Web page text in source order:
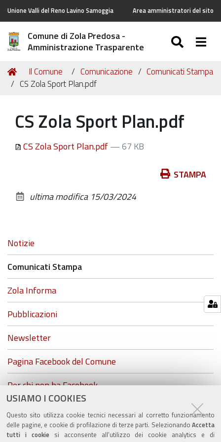
USIAMO I COOKIES
Questo sito utilizza cookie tecnici necessari al corretto funzionamento
delle pagine, e cookie di profilazione di terze parti. Selezionando Accetta
tutti i cookiesi acconsente all’utilizzo dei cookie analytics e di
Unione Valli del Reno Lavino Samoggia Area amministratori del sito
Comune di Zola Predosa -
Amministrazione Trasparente
Tu
sei
Home
Il Comune Comunicazione
Comunicati Stampa
CS Zola Sport Plan.pdf
CS Zola Sport Plan.pdf
CS Zola Sport Plan.pdf— 67 KB
documento
STAMPA
ultima modifica 15/03/2024
Navigazione
Notizie
Comunicati Stampa
Zola Informa
Pubblicazioni
Newsletter
Pagina Facebook del Comune
Per chi non ha Facebook...
ZolaGram - il canale Telegram del Comune di Zola
Predosa